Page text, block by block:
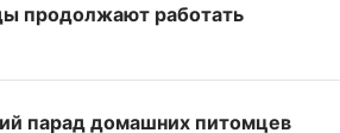
продолжают работать
парад домашних питомцев